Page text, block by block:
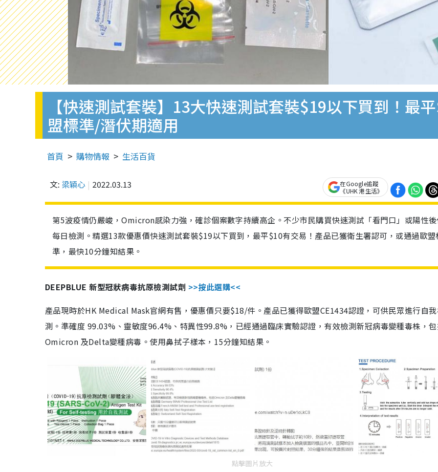
【快速測試套裝】13大快速測試套裝$19以下買到！最
盟標準/潛伏期適用
首頁 購物情報 生活百貨
文: 梁穎心 2022.03.13
在Google追蹤
《UHK 港生活》
第5波疫情仍嚴峻，Omicron感染力強，確診個案數字持續高企。不少市民購買快速測試「看門口」或陽性
每日檢測。精選13款優惠價快速測試套裝$19以下買到，最平$10有交易！產品已獲衛生署認可，或通過歐盟
準，最快10分鐘知結果。
DEEPBLUE 新型冠狀病毒抗原檢測試劑 >>按此選購<<
產品現時於HK Medical Mask官網有售，優惠價只要$18/件。產品已獲得歐盟CE1434認證，可供民眾進行自
測。準確度 99.03%、靈敏度96.4%、特異性99.8%，已經通過臨床實驗認證，有效檢測新冠病毒變種毒株，
Omicron 及Delta變種病毒。使用鼻拭子樣本，15分鐘知結果。
點擊圖片放大